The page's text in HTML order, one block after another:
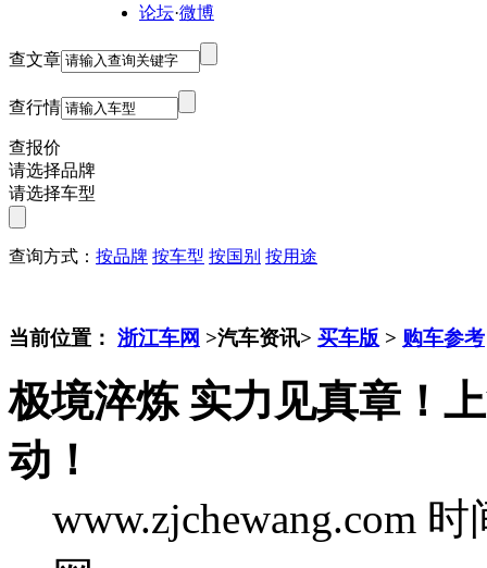
论坛·微博
查文章
查行情
查报价
请选择品牌
请选择车型
查询方式： 按品牌 按车型 按国别 按用途
当前位置： 浙江车网 >汽车资讯> 买车版 > 购车参考
极境淬炼 实力见真章！
动！
www.zjchewang.com 时